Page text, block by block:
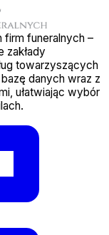
firm funeralnych –
zakłady
towarzyszących
danych wraz z
ułatwiając wybór